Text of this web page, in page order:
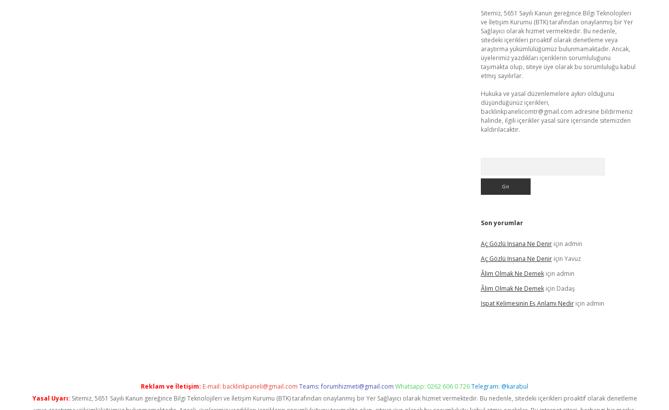
Sitemiz, 5651 Sayılı Kanun gereğince Bilgi Teknolojileri
ve İletişim Kurumu (BTK) tarafından onaylanmış bir Yer
Sağlayıcı olarak hizmet vermektedir. Bu nedenle,
sitedeki içerikleri proaktif olarak denetleme veya
araştırma yükümlülüğümüz bulunmamaktadır. Ancak,
üyelerimiz yazdıkları içeriklerin sorumluluğunu
taşımakta olup, siteye üye olarak bu sorumluluğu kabul
etmiş sayılırlar.
Hukuka ve yasal düzenlemelere aykırı olduğunu
düşündüğünüz içerikleri,
backlinkpanelicomtr@gmail.com adresine bildirmeniz
halinde, ilgili içerikler yasal süre içerisinde sitemizden
kaldırılacaktır.
Son yorumlar
Aç Gözlü Insana Ne Deniriçin admin
Aç Gözlü Insana Ne Deniriçin Yavuz
Âlim Olmak Ne Demekiçin admin
Âlim Olmak Ne Demekiçin Dadaş
Ispat Kelimesinin Eş Anlamı Nediriçin admin
Reklam ve İletişim: E-mail: backlinkpaneli@gmail.com Teams:forumhizmeti@gmail.com Whatsapp: 0262 606 0 726Telegram: @karabul
Yasal Uyarı: Sitemiz, 5651 Sayılı Kanun gereğince Bilgi Teknolojileri ve İletişim Kurumu (BTK) tarafından onaylanmış bir Yer Sağlayıcı olarak hizmet vermektedir. Bu nedenle, sitedeki içerikleri proaktif olarak denetleme